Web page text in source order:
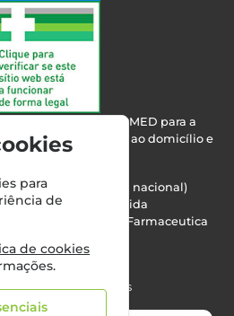
pelo INFARMED para a
e produtos de saúde ao domicílio e
para rede fixa nacional)
Maria Teresa Almeida
Almeida - Sociedade Farmaceutica
nº:2994
os direitos reservados
para
de
de cookies